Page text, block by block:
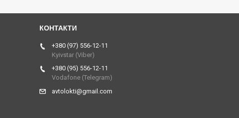
+380 (97) 556-12-11
Kyivstar (Viber)
+380 (95) 556-12-11
Vodafone (Telegram)
avtolokti@gmail.com